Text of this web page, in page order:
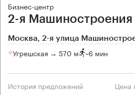
Бизнес-центр
2-я Машиностроения
Москва, 2-я улица
Угрешская → 570 м ~6 мин
История предложений